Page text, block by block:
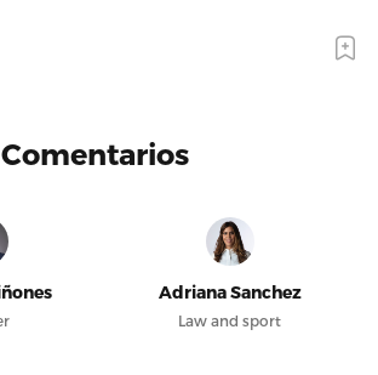
Adriana Sanchez
Law and sport